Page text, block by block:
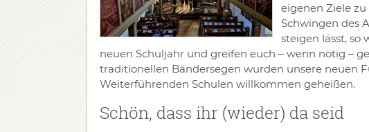
eigenen Ziele
Schwingen des
steigen lässt, so
neuen Schuljahr und greifen euch – wenn nötig –
traditionellen Bändersegen wurden unsere neuen
Weiterführenden Schulen willkommen geheißen.
Schön, dass ihr (wieder) da seid